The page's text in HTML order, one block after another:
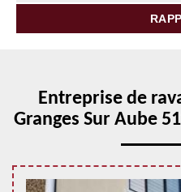
Entreprise de
Granges Sur Aube